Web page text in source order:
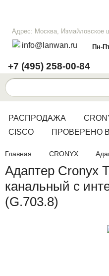
Адрес: Москва, Измайловское
info@lanwan.ru Пн-
+7 (495) 258-00-84
РАСПРОДАЖА
CISCO
ПРОВЕРЕНО
Главная CRONYX
Адаптер Cronyx
канальный с
(G.703.8)